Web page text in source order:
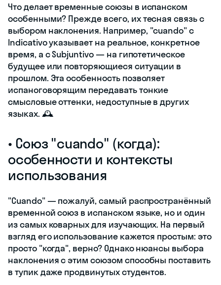
Что делает временные союзы в испанском
особенными? Прежде всего, их тесная связь с
выбором наклонения. Например, "cuando" с
Indicativo указывает на реальное, конкретное
время, а с Subjuntivo — на гипотетическое
будущее или повторяющиеся ситуации в
прошлом. Эта особенность позволяет
испаноговорящим передавать тонкие
смысловые оттенки, недоступные в других
языках. 🕰️
• Союз "cuando" (когда):
особенности и контексты
использования
"Cuando" — пожалуй, самый распространённый
временной союз в испанском языке, но и один
из самых коварных для изучающих. На первый
взгляд его использование кажется простым: это
просто "когда", верно? Однако нюансы выбора
наклонения с этим союзом способны поставить
в тупик даже продвинутых студентов.